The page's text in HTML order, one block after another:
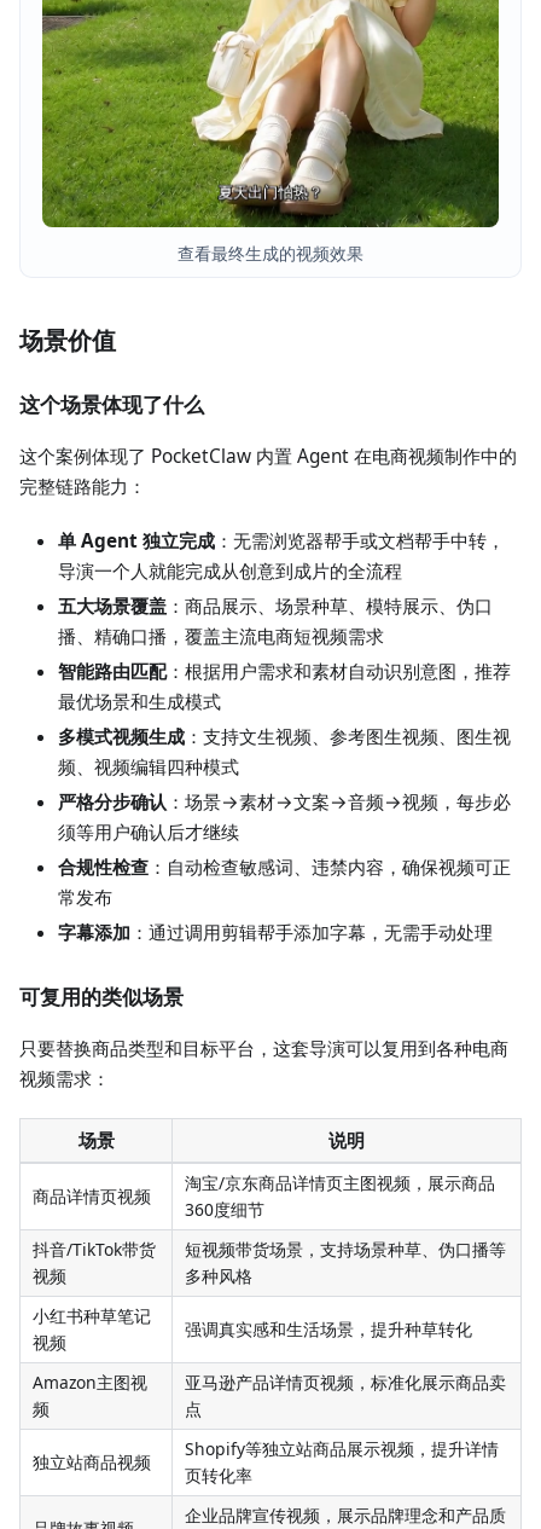
查看最终生成的视频效果
场景价值
这个场景体现了什么
这个案例体现了 PocketClaw 内置 Agent 在电商视频制作中的
完整链路能力：
单 Agent 独立完成 ：无需浏览器帮手或文档帮手中转，
导演一个人就能完成从创意到成片的全流程
五大场景覆盖 ：商品展示、场景种草、模特展示、伪口
播、精确口播，覆盖主流电商短视频需求
智能路由匹配：根据用户需求和素材自动识别意图，推荐
最优场景和生成模式
多模式视频生成 ：支持文生视频、参考图生视频、图生视
频、视频编辑四种模式
严格分步确认 ：场景→素材→文案→音频→视频，每步必
须等用户确认后才继续
合规性检查 ：自动检查敏感词、违禁内容，确保视频可正
常发布
字幕添加 ：通过调用剪辑帮手添加字幕，无需手动处理
可复用的类似场景
只要替换商品类型和目标平台，这套导演可以复用到各种电商
视频需求：
场景 说明
商品详情页视频
淘宝/京东商品详情页主图视频，展示商品
360度细节
抖音/TikTok带货
视频
短视频带货场景，支持场景种草、伪口播等
多种风格
小红书种草笔记
视频
强调真实感和生活场景，提升种草转化
Amazon主图视
频
亚马逊产品详情页视频，标准化展示商品卖
点
独立站商品视频
Shopify等独立站商品展示视频，提升详情
页转化率
企业品牌宣传视频，展示品牌理念和产品质